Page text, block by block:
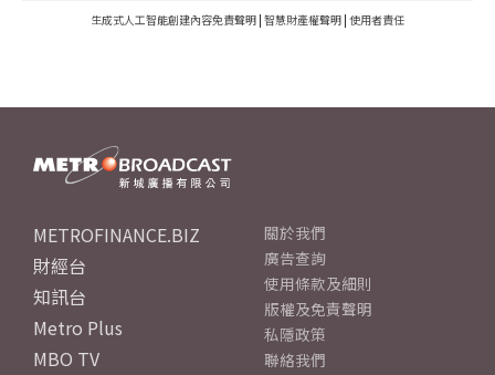
生成式人工智能創建內容免責聲明 | 智慧財產權聲明 | 使用者責任
METROFINANCE.BIZ
財經台
知訊台
Metro Plus
MBO TV
關於我們
廣告查詢
使用條款及細則
版權及免責聲明
私隱政策
聯絡我們